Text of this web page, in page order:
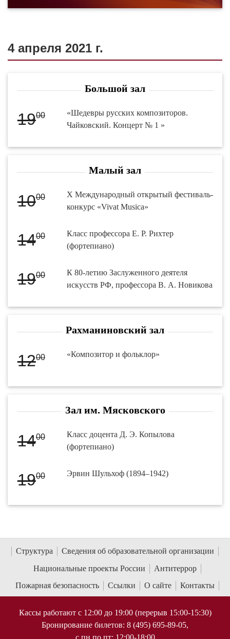
4 апреля 2021 г.
Большой зал
1900
«Шедевры русских композиторов.
Чайковский. Концерт № 1 »
Малый зал
1000
X Международный открытый фестиваль-
конкурс «Vivat Musica»
1400
Класс профессора Е. Р. Рихтер
(фортепиано)
1900
К 80-летию Заслуженного деятеля
искусств РФ, профессора В. А. Новикова
Рахманиновский зал
1200 «Композитор и фольклор»
Зал им. Мясковского
1400
Класс доцента Д. Э. Копылова
(фортепиано)
1900 Эрвин Шульхоф (1894–1942)
Структура
Сведения об образовательной организации
Национальные проекты России
Антитеррор
Пожарная безопасность
Ссылки О сайте Контакты
Кассы работают с 12:00 до 19:00 (перерыв 15:00-15:30)
Бронирование билетов: 8 (495) 695-89-05,
с пн по пт; 12:00-18:00